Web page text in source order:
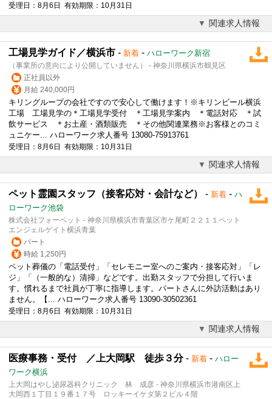
受理日：8月6日 有効期限：10月31日
関連求人情報
工場見学ガイド／横浜市 - 新着 - ハローワーク新宿
（事業所の意向により公開していません） - 神奈川県横浜市鶴見区
正社員以外
月給 240,000円
キリングループの会社ですので安心して働けます！※キリンビール横浜
工場 工場見学の＊工場見学受付 ＊工場見学案内 ＊電話対応 ＊試
飲サービス ＊お土産・酒類販売 ＊その他関連業務※お客様とのコミ
ュニケー... ハローワーク求人番号 13080-75913761
受理日：8月6日 有効期限：10月31日
関連求人情報
ペット霊園スタッフ（接客応対・会計など） - 新着 - ハ
ローワーク池袋
株式会社フォーペット - 神奈川県横浜市青葉区市ケ尾町２２１１ペット
エンジェルゲイト横浜青葉
パート
時給 1,250円
ペット葬儀の「電話受付 」「セレモニー室へのご案内・接客応対」「レ
ジ」「（一般的な）清掃」などです。出勤スタッフで分担して行いま
す。慣れるまで社員が丁寧に指導します。パートさんに外訪活動はあり
ません。【... ハローワーク求人番号 13090-30502361
受理日：8月6日 有効期限：10月31日
関連求人情報
医療事務・受付 ／上大岡駅 徒歩３分- 新着 - ハロー
ワーク横浜
上大岡はやし泌尿器科クリニック 林 成彦 - 神奈川県横浜市港南区上
大岡西１丁目１９番１７号 ロッキーイケダ第２ビル４階